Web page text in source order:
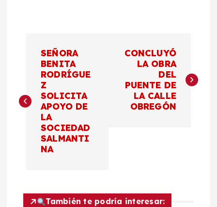
v
e
c
SEÑORA
BENITA
RODRÍGUE
Z
SOLICITA
APOYO DE
LA
SOCIEDAD
SALMANTI
NA
CONCLUYÓ
LA OBRA
DEL
PUENTE DE
LA CALLE
OBREGÓN
También te podría interesar: